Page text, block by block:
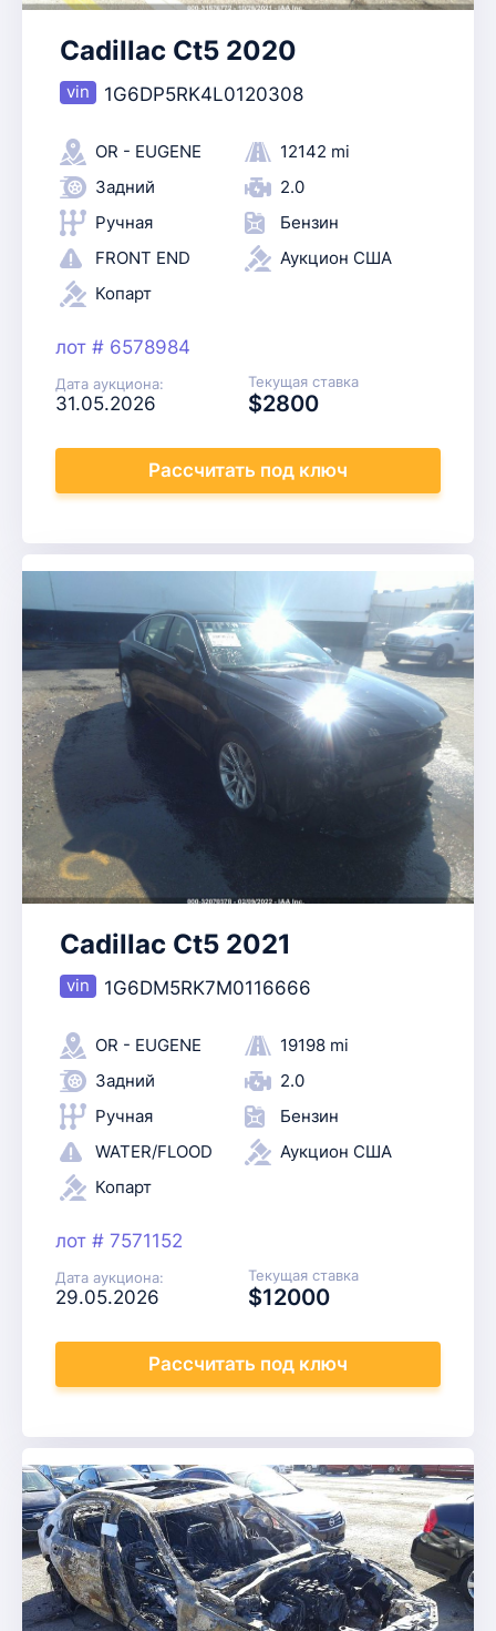
Cadillac Ct5 2020
1G6DP5RK4L0120308
OR - EUGENE
12142 mi
Задний
2.0
Ручная
Бензин
FRONT END
Аукцион США
Копарт
лот # 6578984
Дата аукциона:
31.05.2026
Текущая ставка
$2800
Рассчитать под ключ
Cadillac Ct5 2021
1G6DM5RK7M0116666
OR - EUGENE
19198 mi
Задний
2.0
Ручная
Бензин
WATER/FLOOD
Аукцион США
Копарт
лот # 7571152
Дата аукциона:
29.05.2026
Текущая ставка
$12000
Рассчитать под ключ